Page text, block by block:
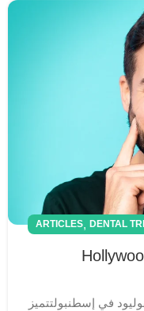
ARTICLES, DENTAL
في إسطنبول​ تتميز